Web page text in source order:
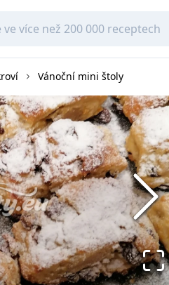
Vánoční mini štoly